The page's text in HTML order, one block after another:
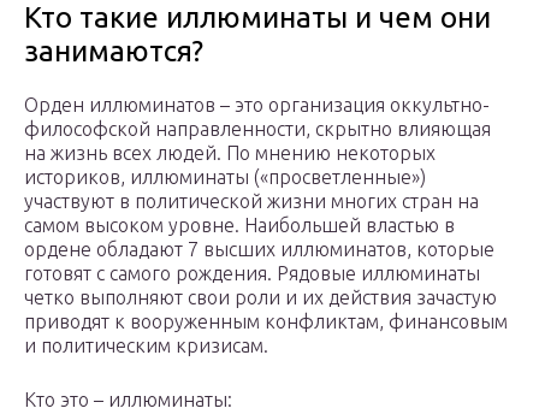
Кто такие иллюминаты и чем они
занимаются?
Орден иллюминатов – это организация оккультно-
философской направленности, скрытно влияющая
на жизнь всех людей. По мнению некоторых
историков, иллюминаты («просветленные»)
участвуют в политической жизни многих стран на
самом высоком уровне. Наибольшей властью в
ордене обладают 7 высших иллюминатов, которые
готовят с самого рождения. Рядовые иллюминаты
четко выполняют свои роли и их действия зачастую
приводят к вооруженным конфликтам, финансовым
и политическим кризисам.
Кто это – иллюминаты: